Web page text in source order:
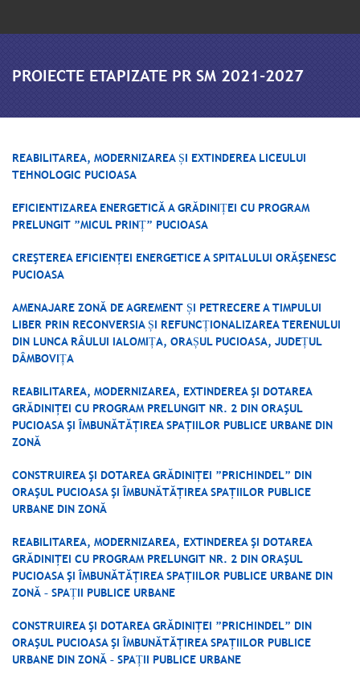
PROIECTE ETAPIZATE PR SM 2021-2027
REABILITAREA, MODERNIZAREA ȘI EXTINDEREA LICEULUI
TEHNOLOGIC PUCIOASA
EFICIENTIZAREA ENERGETICĂ A GRĂDINIȚEI CU PROGRAM
PRELUNGIT ”MICUL PRINȚ” PUCIOASA
CREŞTEREA EFICIENŢEI ENERGETICE A SPITALULUI ORĂŞENESC
PUCIOASA
AMENAJARE ZONĂ DE AGREMENT ȘI PETRECERE A TIMPULUI
LIBER PRIN RECONVERSIA ȘI REFUNCȚIONALIZAREA TERENULUI
DIN LUNCA RÂULUI IALOMIȚA, ORAȘUL PUCIOASA, JUDEȚUL
DÂMBOVIȚA
REABILITAREA, MODERNIZAREA, EXTINDEREA ŞI DOTAREA
GRĂDINIŢEI CU PROGRAM PRELUNGIT NR. 2 DIN ORAŞUL
PUCIOASA ŞI ÎMBUNĂTĂŢIREA SPAŢIILOR PUBLICE URBANE DIN
ZONĂ
CONSTRUIREA ŞI DOTAREA GRĂDINIŢEI ”PRICHINDEL” DIN
ORAŞUL PUCIOASA ŞI ÎMBUNĂTĂŢIREA SPAŢIILOR PUBLICE
URBANE DIN ZONĂ
REABILITAREA, MODERNIZAREA, EXTINDEREA ŞI DOTAREA
GRĂDINIŢEI CU PROGRAM PRELUNGIT NR. 2 DIN ORAŞUL
PUCIOASA ŞI ÎMBUNĂTĂŢIREA SPAŢIILOR PUBLICE URBANE DIN
ZONĂ – SPAȚII PUBLICE URBANE
CONSTRUIREA ŞI DOTAREA GRĂDINIŢEI ”PRICHINDEL” DIN
ORAŞUL PUCIOASA ŞI ÎMBUNĂTĂŢIREA SPAŢIILOR PUBLICE
URBANE DIN ZONĂ – SPAȚII PUBLICE URBANE